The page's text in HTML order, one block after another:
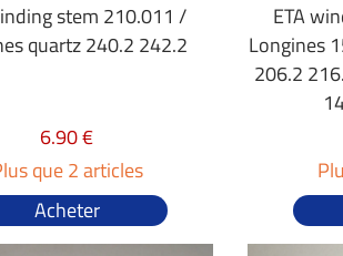
stem 210.011 /
quartz 240.2 242.2
6.90 €
que 2 articles
Acheter
ETA
Longines
206.2